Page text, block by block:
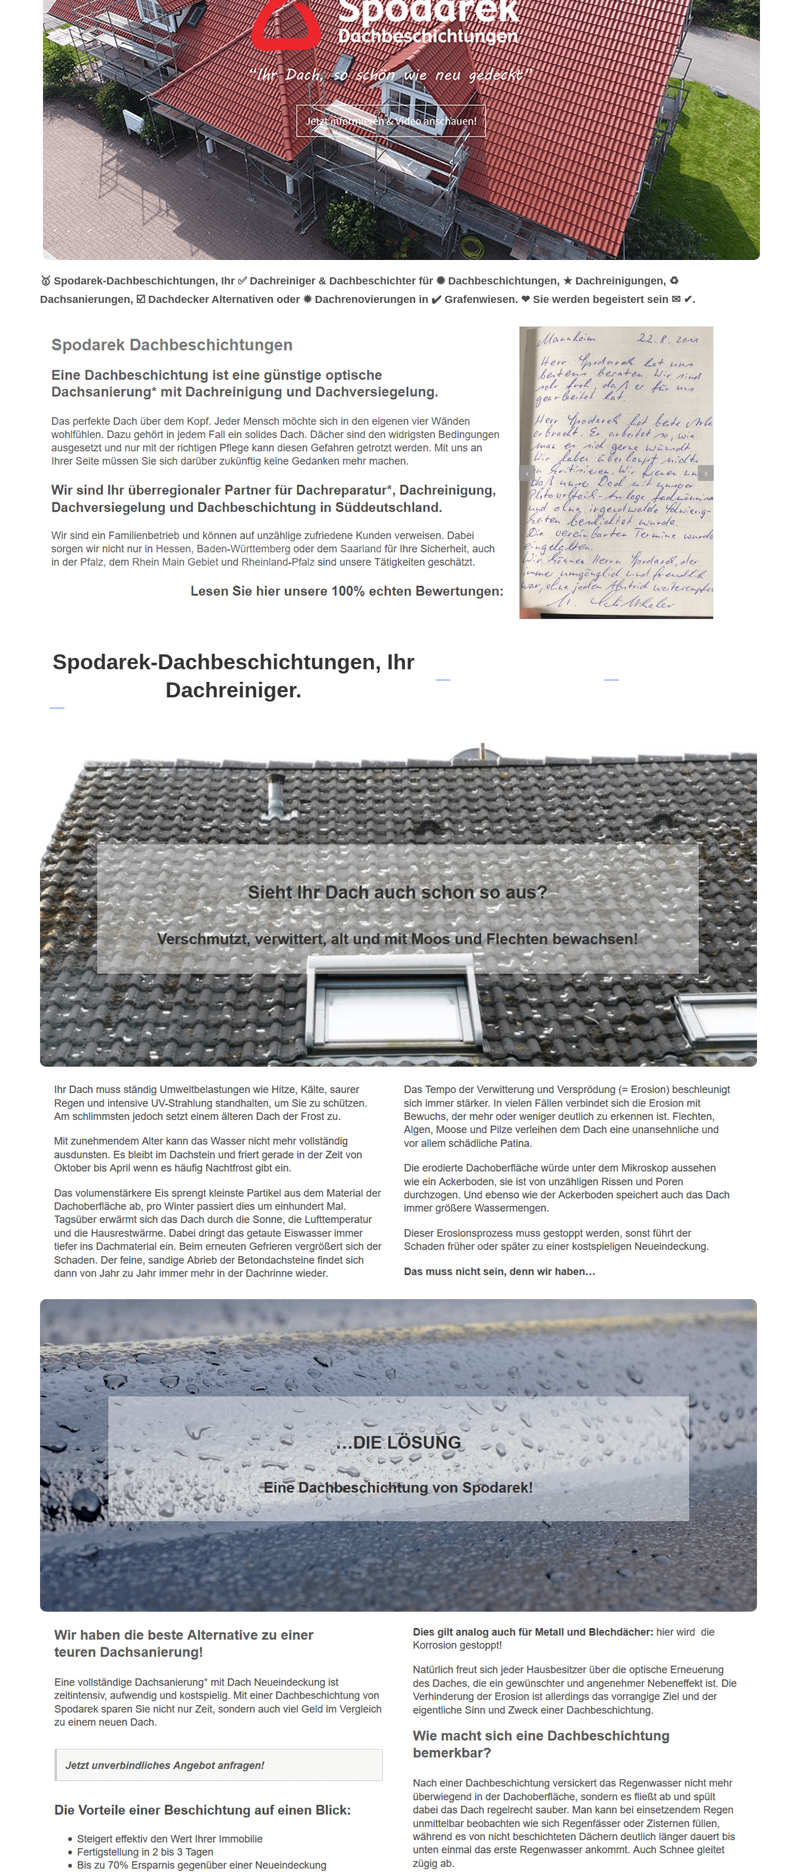
🥇 Spodarek-Dachbeschichtungen, Ihr ✅ Dachreiniger & Dachbeschichter für ✺ Dachbeschichtungen, ★ Dachreinigungen, ♻
Dachsanierungen, ☑️ Dachdecker Alternativen oder ✹ Dachrenovierungen in ✔️ Grafenwiesen. ❤ Sie werden begeistert sein ✉ ✔.
Spodarek-Dachbeschichtungen, Ihr
Dachreiniger.